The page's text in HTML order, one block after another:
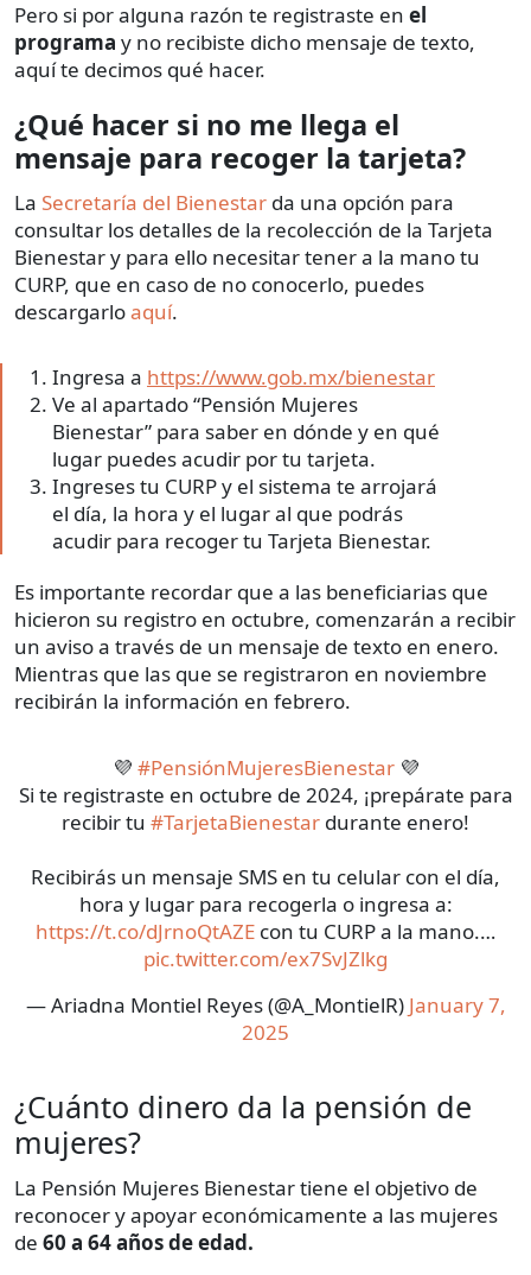
Pero si por alguna razón te registraste en el
programa y no recibiste dicho mensaje de texto,
aquí te decimos qué hacer.
¿Qué hacer si no me llega el
mensaje para recoger la tarjeta?
La Secretaría del Bienestar da una opción para
consultar los detalles de la recolección de la Tarjeta
Bienestar y para ello necesitar tener a la mano tu
CURP, que en caso de no conocerlo, puedes
descargarloaquí.
Ingresa a https://www.gob.mx/bienestar
Ve al apartado “Pensión Mujeres
Bienestar” para saber en dónde y en qué
lugar puedes acudir por tu tarjeta.
Ingreses tu CURP y el sistema te arrojará
el día, la hora y el lugar al que podrás
acudir para recoger tu Tarjeta Bienestar.
Es importante recordar que a las beneficiarias que
hicieron su registro en octubre, comenzarán a recibir
un aviso a través de un mensaje de texto en enero.
Mientras que las que se registraron en noviembre
recibirán la información en febrero.
💜 #PensiónMujeresBienestar💜
Si te registraste en octubre de 2024, ¡prepárate para
recibir tu #TarjetaBienestar durante enero!
Recibirás un mensaje SMS en tu celular con el día,
hora y lugar para recogerla o ingresa a:
https://t.co/dJrnoQtAZE con tu CURP a la mano.…
pic.twitter.com/ex7SvJZlkg
— Ariadna Montiel Reyes (@A_MontielR) January 7,
2025
¿Cuánto dinero da la pensión de
mujeres?
La Pensión Mujeres Bienestar tiene el objetivo de
reconocer y apoyar económicamente a las mujeres
de 60 a 64 años de edad.